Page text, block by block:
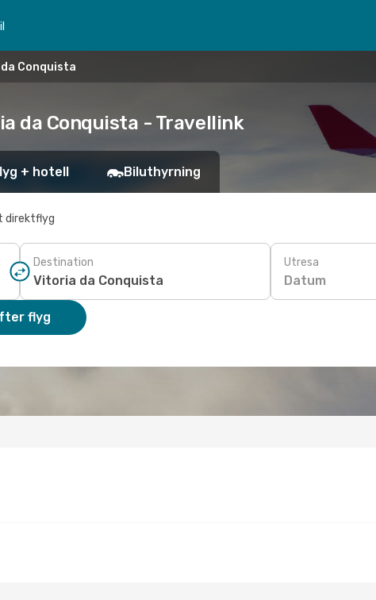
Conquista
da Conquista - Travellink
+ hotell Biluthyrning
direktflyg
Destination Utresa
Datum
flyg